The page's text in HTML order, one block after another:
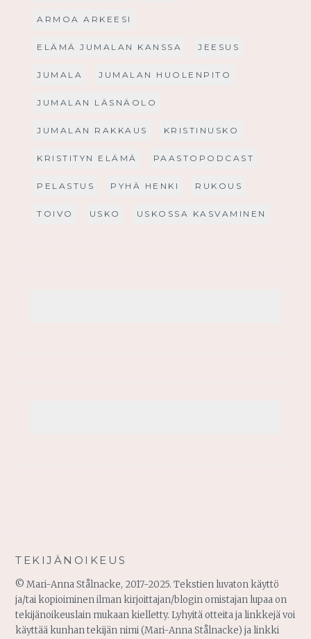
ARMOA ARKEESI
ELÄMÄ JUMALAN KANSSA JEESUS
JUMALA JUMALAN HUOLENPITO
JUMALAN LÄSNÄOLO
JUMALAN RAKKAUS KRISTINUSKO
KRISTITYN ELÄMÄ PAASTOPODCAST
PELASTUS PYHÄ HENKI RUKOUS
TOIVO USKO USKOSSA KASVAMINEN
TEKIJÄNOIKEUS
© Mari-Anna Stålnacke, 2017-2025. Tekstien luvaton käyttö
ja/tai kopioiminen ilman kirjoittajan/blogin omistajan lupaa on
tekijänoikeuslain mukaan kielletty. Lyhyitä otteita ja linkkejä voi
käyttää kunhan tekijän nimi (Mari-Anna Stålnacke) ja linkki